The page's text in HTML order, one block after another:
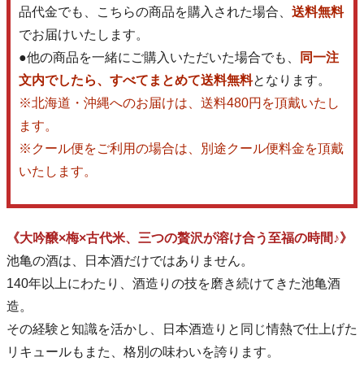
品代金でも、こちらの商品を購入された場合、 送料無料
でお届けいたします。
●他の商品を一緒にご購入いただいた場合でも、
同一注
文内でしたら、すべてまとめて送料無料となります。
※北海道・沖縄へのお届けは、送料480円を頂戴いたし
ます。
※クール便をご利用の場合は、別途クール便料金を頂戴
いたします。
《大吟醸×梅×古代米、三つの贅沢が溶け合う至福の時間♪》
池亀の酒は、日本酒だけではありません。
140年以上にわたり、酒造りの技を磨き続けてきた池亀酒
造。
その経験と知識を活かし、日本酒造りと同じ情熱で仕上げた
リキュールもまた、格別の味わいを誇ります。